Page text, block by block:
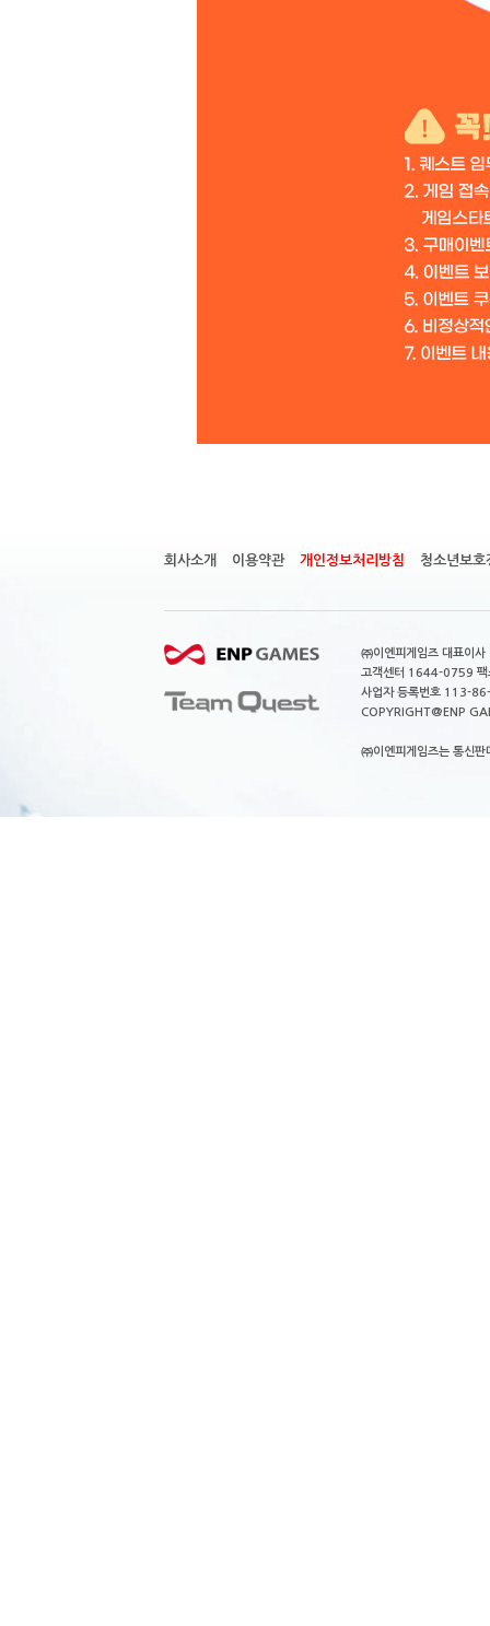
회사소개 이용약관 개인정보처리방침 청소년보호
㈜이엔피게임즈 대표이
고객센터 1644-0759
사업자 등록번호 113-
COPYRIGHT@ENP
㈜이엔피게임즈는 통신판